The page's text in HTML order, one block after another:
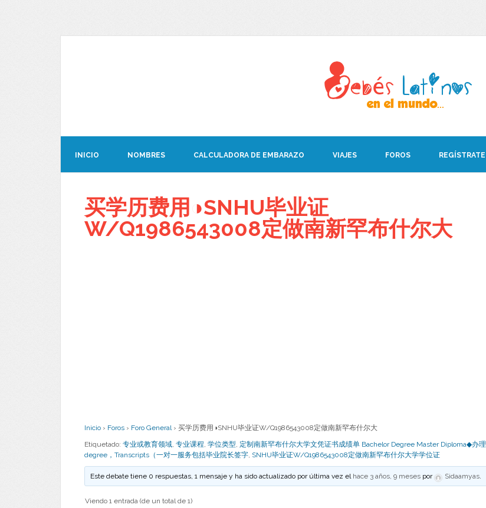
INICIO NOMBRES CALCULADORA DE EMBARAZO VIAJES FOROS REGÍSTRATE
买学历费用◑SNHU毕业证
W/Q1986543008定做南新罕布什尔大
Inicio › Foros › Foro General › 买学历费用◑SNHU毕业证W/Q1986543008定做南新罕布什尔大
Etiquetado: 专业或教育领域, 专业课程, 学位类型, 定制南新罕布什尔大学文凭证书成绩单 Bachelor Degree Master Diploma◆办理
degree，Transcripts（一对一服务包括毕业院长签字, SNHU毕业证W/Q1986543008定做南新罕布什尔大学学位证
Este debate tiene 0 respuestas, 1 mensaje y ha sido actualizado por última vez el hace 3 años, 9 meses por Sidaamyas.
Viendo 1 entrada (de un total de 1)